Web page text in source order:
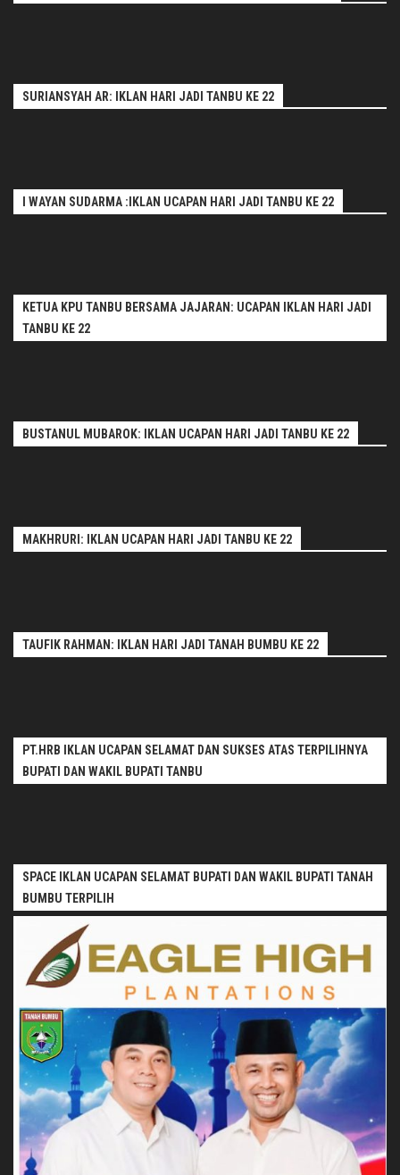
SURIANSYAH AR: IKLAN HARI JADI TANBU KE 22
I WAYAN SUDARMA :IKLAN UCAPAN HARI JADI TANBU KE 22
KETUA KPU TANBU BERSAMA JAJARAN: UCAPAN IKLAN HARI JADI
TANBU KE 22
BUSTANUL MUBAROK: IKLAN UCAPAN HARI JADI TANBU KE 22
MAKHRURI: IKLAN UCAPAN HARI JADI TANBU KE 22
TAUFIK RAHMAN: IKLAN HARI JADI TANAH BUMBU KE 22
PT.HRB IKLAN UCAPAN SELAMAT DAN SUKSES ATAS TERPILIHNYA
BUPATI DAN WAKIL BUPATI TANBU
SPACE IKLAN UCAPAN SELAMAT BUPATI DAN WAKIL BUPATI TANAH
BUMBU TERPILIH